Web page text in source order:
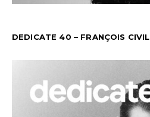
DEDICATE 40 – FRANÇOIS CIVIL